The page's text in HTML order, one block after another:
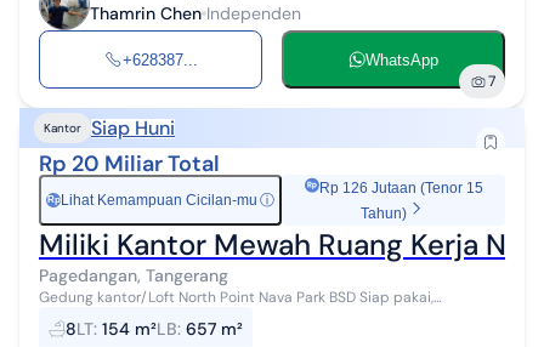
Thamrin Chen Independen
+628387... WhatsApp
7
Kantor Siap Huni
Rp 20 Miliar Total
Rp Lihat Kemampuan Cicilan-mu ⓘ
Rp 126 Jutaan (Tenor 15
Tahun)
Miliki Kantor Mewah Ruang Kerja
Pagedangan, Tangerang
Gedung kantor/Loft North Point Nava Park BSD Siap pakai,
bangunan baru LT 154 m² (10x 15.4) LB 657 m² (4 lantai + 1 basement)
Km 8 Listrik 13...
8LT: 154 m²LB: 657 m²